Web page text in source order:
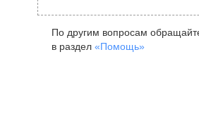
По другим вопросам
в раздел «Помощь»